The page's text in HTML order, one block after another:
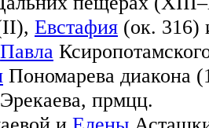
Евстафия (ок.
Павла
Пономарева диакона
Эрекаева, прмцц.